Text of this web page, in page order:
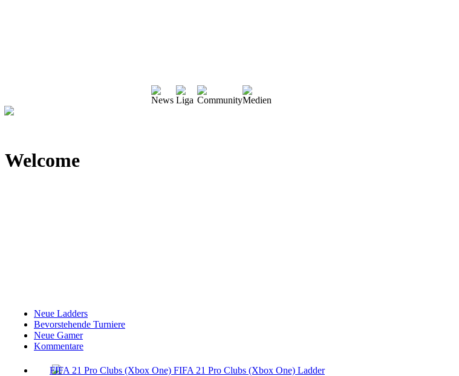
Welcome
Neue Ladders
Bevorstehende Turniere
Neue Gamer
Kommentare
FIFA 21 Pro Clubs (Xbox One) Ladder